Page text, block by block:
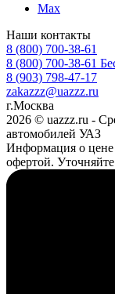
Max
Наши контакты
8 (800) 700-38-61
8 (800) 700-38-61
8 (903) 798-47-17
zakazzz@uazzz.ru
г.Москва
2026 © uazzz.ru -
автомобилей УАЗ
Информация о цене
офертой.